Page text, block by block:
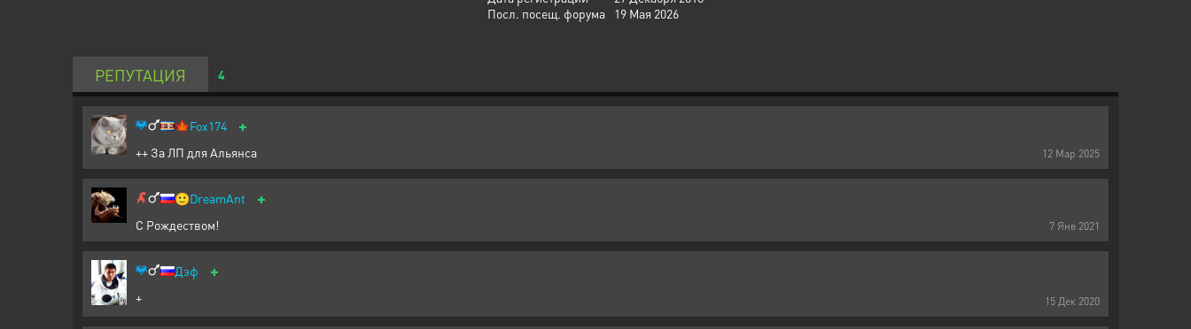
Посл. посещ. форума
19 Мая 2026
РЕПУТАЦИЯ 4
12 Мар 2025
🍁Fox174 +
++ За ЛП для Альянса
7 Янв 2021
🙂DreamAnt +
С Рождеством!
15 Дек 2020
Дэф +
+